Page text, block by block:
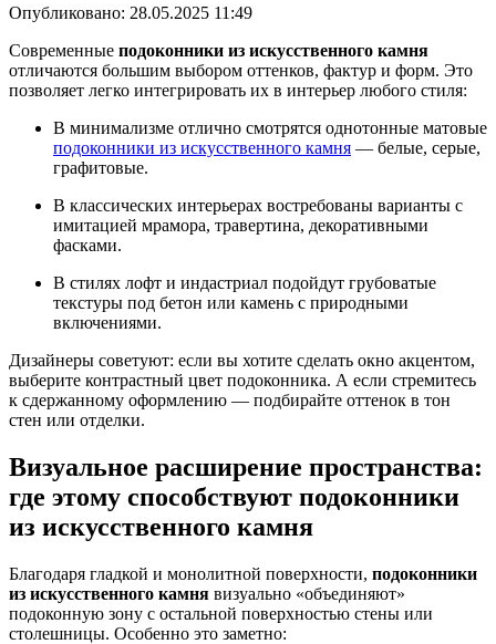
Опубликовано: 28.05.2025 11:49
Современные подоконники из искусственного камня
отличаются большим выбором оттенков, фактур и форм. Это
позволяет легко интегрировать их в интерьер любого стиля:
В минимализме отлично смотрятся однотонные матовые
подоконники из искусственного камня — белые, серые,
графитовые.
В классических интерьерах востребованы варианты с
имитацией мрамора, травертина, декоративными
фасками.
В стилях лофт и индастриал подойдут грубоватые
текстуры под бетон или камень с природными
включениями.
Дизайнеры советуют: если вы хотите сделать окно акцентом,
выберите контрастный цвет подоконника. А если стремитесь
к сдержанному оформлению — подбирайте оттенок в тон
стен или отделки.
Визуальное расширение пространства:
где этому способствуют подоконники
из искусственного камня
Благодаря гладкой и монолитной поверхности, подоконники
из искусственного камня визуально «объединяют»
подоконную зону с остальной поверхностью стены или
столешницы. Особенно это заметно: